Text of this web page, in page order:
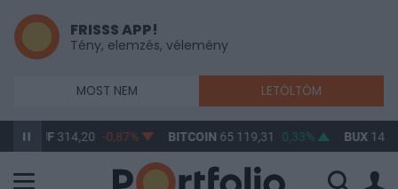
FRISSS APP!
Tény, elemzés, vélemény
MOST NEM LETÖLTÖM
HUF314,20 -0,87% BITCOIN 65 119,31 0,33% BUX148